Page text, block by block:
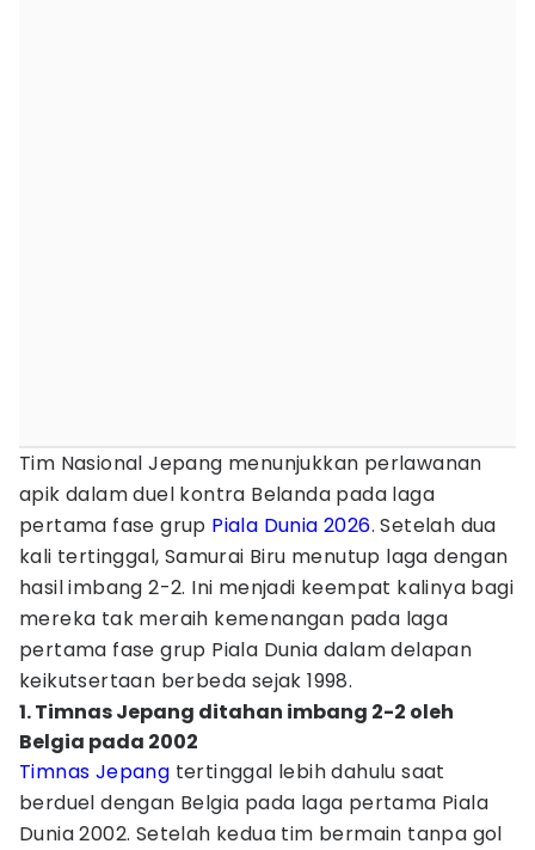
Tim Nasional Jepang menunjukkan perlawanan
apik dalam duel kontra Belanda pada laga
pertama fase grup Piala Dunia 2026. Setelah dua
kali tertinggal, Samurai Biru menutup laga dengan
hasil imbang 2-2. Ini menjadi keempat kalinya bagi
mereka tak meraih kemenangan pada laga
pertama fase grup Piala Dunia dalam delapan
keikutsertaan berbeda sejak 1998.
1. Timnas Jepang ditahan imbang 2-2 oleh
Belgia pada 2002
Timnas Jepang tertinggal lebih dahulu saat
berduel dengan Belgia pada laga pertama Piala
Dunia 2002. Setelah kedua tim bermain tanpa gol